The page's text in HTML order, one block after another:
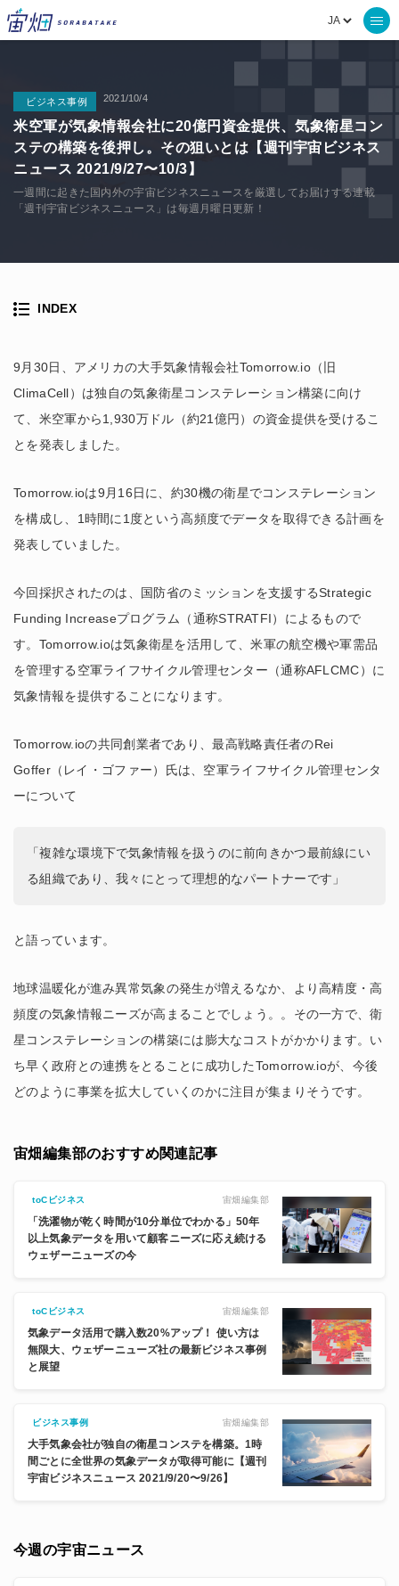
ビジネス事例 2021/10/4
米空軍が気象情報会社に20億円資金提供、気象衛星コン
ステの構築を後押し。その狙いとは【週刊宇宙ビジネス
ニュース 2021/9/27〜10/3】
一週間に起きた国内外の宇宙ビジネスニュースを厳選してお届けする連載
「週刊宇宙ビジネスニュース」は毎週月曜日更新！
9月30日、アメリカの大手気象情報会社Tomorrow.io（旧
ClimaCell）は独自の気象衛星コンステレーション構築に向け
て、米空軍から1,930万ドル（約21億円）の資金提供を受けるこ
とを発表しました。
Tomorrow.ioは9月16日に、約30機の衛星でコンステレーション
を構成し、1時間に1度という高頻度でデータを取得できる計画を
発表していました。
今回採択されたのは、国防省のミッションを支援するStrategic
Funding Increaseプログラム（通称STRATFI）によるもので
す。Tomorrow.ioは気象衛星を活用して、米軍の航空機や軍需品
を管理する空軍ライフサイクル管理センター（通称AFLCMC）に
気象情報を提供することになります。
Tomorrow.ioの共同創業者であり、最高戦略責任者のRei
Goffer（レイ・ゴファー）氏は、空軍ライフサイクル管理センタ
ーについて
「複雑な環境下で気象情報を扱うのに前向きかつ最前線にい
る組織であり、我々にとって理想的なパートナーです」
と語っています。
地球温暖化が進み異常気象の発生が増えるなか、より高精度・高
頻度の気象情報ニーズが高まることでしょう。。その一方で、衛
星コンステレーションの構築には膨大なコストがかかります。い
ち早く政府との連携をとることに成功したTomorrow.ioが、今後
どのように事業を拡大していくのかに注目が集まりそうです。
宙畑編集部のおすすめ関連記事
toCビジネス 宙畑編集部
「洗濯物が乾く時間が10分単位でわかる」50年
以上気象データを用いて顧客ニーズに応え続ける
ウェザーニューズの今
toCビジネス 宙畑編集部
気象データ活用で購入数20%アップ！ 使い方は
無限大、ウェザーニューズ社の最新ビジネス事例
と展望
ビジネス事例 宙畑編集部
大手気象会社が独自の衛星コンステを構築。1時
間ごとに全世界の気象データが取得可能に【週刊
宇宙ビジネスニュース 2021/9/20〜9/26】
今週の宇宙ニュース
INDEX